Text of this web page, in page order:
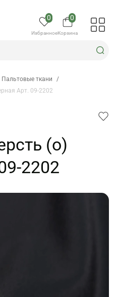
0
Избранное
0
Корзина
Пальтовые ткани
/
Арт. 09-2202
(о)
2202